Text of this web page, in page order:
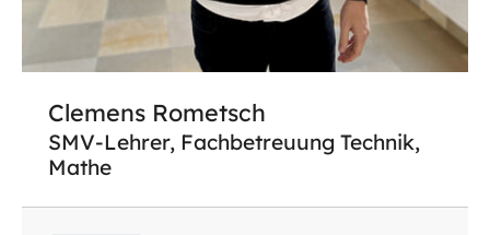
Clemens Rometsch
SMV-Lehrer, Fachbetreuung Technik,
Mathe